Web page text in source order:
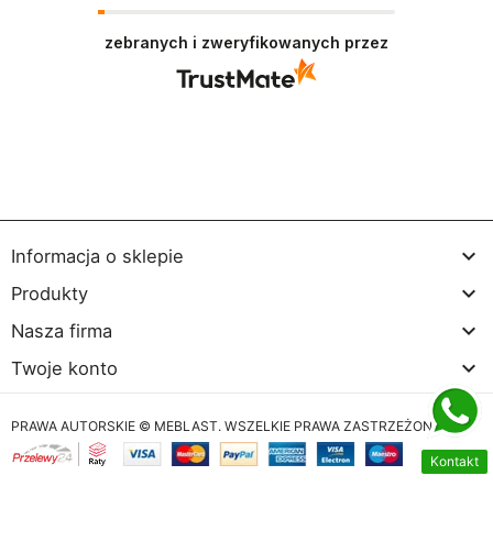
że jesteśmy na właściwym torze :) Z
pozdrowieniami, obsługa sklepu.
zebranych i zweryfikowanych przez
Informacja o sklepie 
Produkty 
Nasza firma 
Twoje konto 
Kontakt
PRAWA AUTORSKIE © MEBLAST. WSZELKIE PRAWA ZASTRZEŻONE